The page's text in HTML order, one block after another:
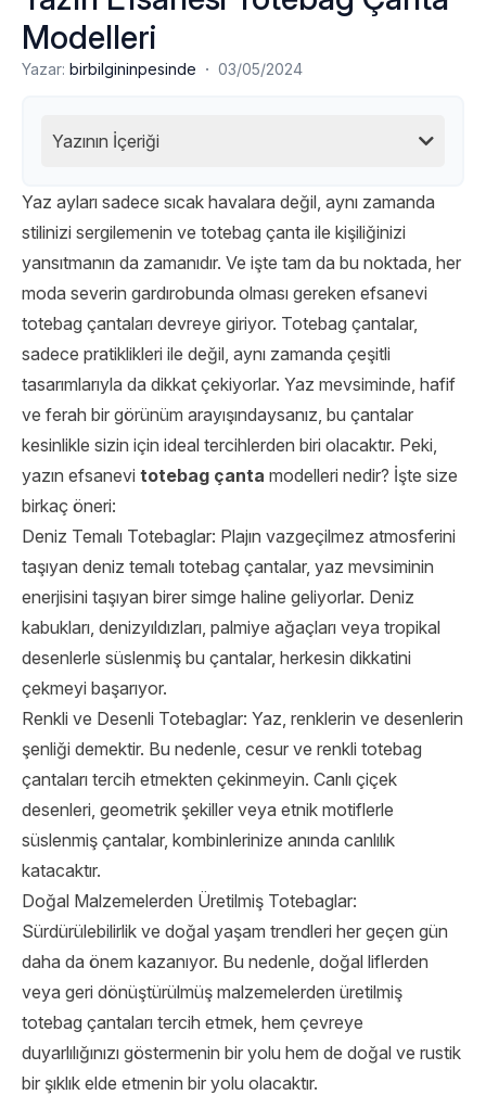
Modelleri
Yazar: birbilgininpesinde · 03/05/2024
Yazının İçeriği
Yaz ayları sadece sıcak havalara değil, aynı zamanda
stilinizi sergilemenin ve totebag çanta ile kişiliğinizi
yansıtmanın da zamanıdır. Ve işte tam da bu noktada, her
moda severin gardırobunda olması gereken efsanevi
totebag çantaları devreye giriyor. Totebag çantalar,
sadece pratiklikleri ile değil, aynı zamanda çeşitli
tasarımlarıyla da dikkat çekiyorlar. Yaz mevsiminde, hafif
ve ferah bir görünüm arayışındaysanız, bu çantalar
kesinlikle sizin için ideal tercihlerden biri olacaktır. Peki,
yazın efsanevi totebag çanta modelleri nedir? İşte size
birkaç öneri:
Deniz Temalı Totebaglar: Plajın vazgeçilmez atmosferini
taşıyan deniz temalı totebag çantalar, yaz mevsiminin
enerjisini taşıyan birer simge haline geliyorlar. Deniz
kabukları, denizyıldızları, palmiye ağaçları veya tropikal
desenlerle süslenmiş bu çantalar, herkesin dikkatini
çekmeyi başarıyor.
Renkli ve Desenli Totebaglar: Yaz, renklerin ve desenlerin
şenliği demektir. Bu nedenle, cesur ve renkli totebag
çantaları tercih etmekten çekinmeyin. Canlı çiçek
desenleri, geometrik şekiller veya etnik motiflerle
süslenmiş çantalar, kombinlerinize anında canlılık
katacaktır.
Doğal Malzemelerden Üretilmiş Totebaglar:
Sürdürülebilirlik ve doğal yaşam trendleri her geçen gün
daha da önem kazanıyor. Bu nedenle, doğal liflerden
veya geri dönüştürülmüş malzemelerden üretilmiş
totebag çantaları tercih etmek, hem çevreye
duyarlılığınızı göstermenin bir yolu hem de doğal ve rustik
bir şıklık elde etmenin bir yolu olacaktır.